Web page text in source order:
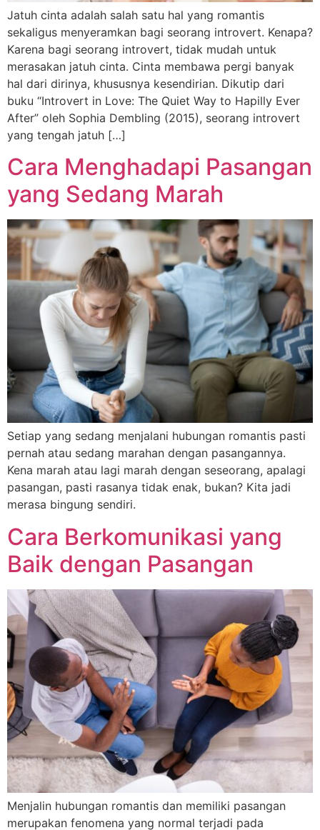
Jatuh cinta adalah salah satu hal yang romantis
sekaligus menyeramkan bagi seorang introvert. Kenapa?
Karena bagi seorang introvert, tidak mudah untuk
merasakan jatuh cinta. Cinta membawa pergi banyak
hal dari dirinya, khususnya kesendirian. Dikutip dari
buku “Introvert in Love: The Quiet Way to Hapilly Ever
After” oleh Sophia Dembling (2015), seorang introvert
yang tengah jatuh […]
Cara Menghadapi Pasangan
yang Sedang Marah
Setiap yang sedang menjalani hubungan romantis pasti
pernah atau sedang marahan dengan pasangannya.
Kena marah atau lagi marah dengan seseorang, apalagi
pasangan, pasti rasanya tidak enak, bukan? Kita jadi
merasa bingung sendiri.
Cara Berkomunikasi yang
Baik dengan Pasangan
Menjalin hubungan romantis dan memiliki pasangan
merupakan fenomena yang normal terjadi pada